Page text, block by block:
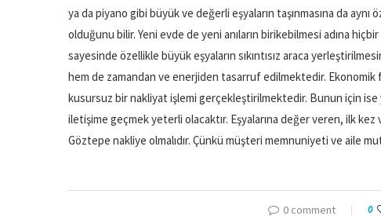
ya da piyano gibi büyük ve değerli eşyaların taşınmasına da
olduğunu bilir. Yeni evde de yeni anıların birikebilmesi adına
sayesinde özellikle büyük eşyaların sıkıntısız araca
hem de zamandan ve enerjiden tasarruf edilmektedir. Ekonomik
kusursuz bir nakliyat işlemi gerçekleştirilmektedir. Bunun için ise
iletişime geçmek yeterli olacaktır. Eşyalarına değer veren, ilk
Göztepe nakliye olmalıdır. Çünkü müşteri memnuniyeti ve aile
0 comment 0